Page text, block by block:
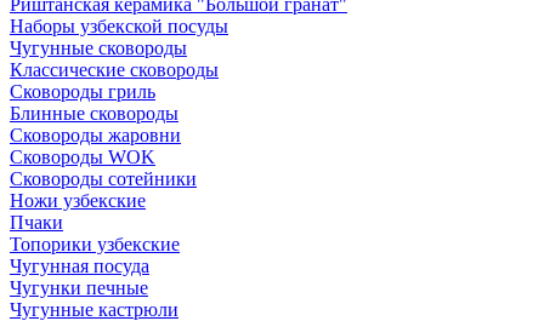
Риштанская керамика "Большой гранат"
Наборы узбекской посуды
Чугунные сковороды
Классические сковороды
Сковороды гриль
Блинные сковороды
Сковороды жаровни
Сковороды WOK
Сковороды сотейники
Ножи узбекские
Пчаки
Топорики узбекские
Чугунная посуда
Чугунки печные
Чугунные кастрюли